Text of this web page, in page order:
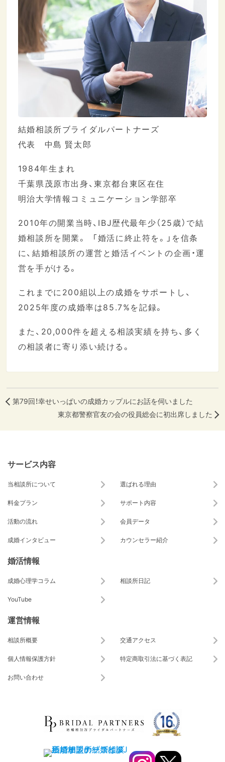
結婚相談所ブライダルパートナーズ
代表 中島 賢太郎
1984年生まれ
千葉県茂原市出身、東京都台東区在住
明治大学情報コミュニケーション学部卒
2010年の開業当時、IBJ歴代最年少（25歳）で結
婚相談所を開業。 「婚活に終止符を。」を信条
に、結婚相談所の運営と婚活イベントの企画・運
営を手がける。
これまでに200組以上の成婚をサポートし、
2025年度の成婚率は85.7%を記録。
また、20,000件を超える相談実績を持ち、多く
の相談者に寄り添い続ける。
第79回！幸せいっぱいの成婚カップルにお話を伺いました
東京都警察官友の会の役員総会に初出席しました
サービス内容
当相談所について 選ばれる理由
料金プラン サポート内容
活動の流れ 会員データ
成婚インタビュー カウンセラー紹介
婚活情報
成婚心理学コラム 相談所日記
YouTube
運営情報
相談所概要 交通アクセス
個人情報保護方針 特定商取引法に基づく表記
お問い合わせ